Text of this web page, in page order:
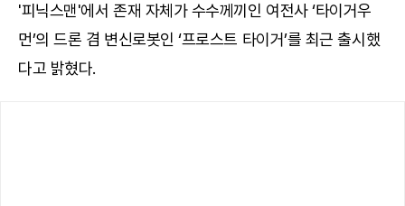
'피닉스맨'에서 존재 자체가 수수께끼인 여전사 ‘타이거우
먼’의 드론 겸 변신로봇인 ‘프로스트 타이거’를 최근 출시했
다고 밝혔다.